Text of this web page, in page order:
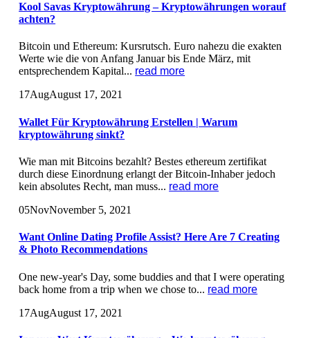
Kool Savas Kryptowährung – Kryptowährungen worauf
achten?
Bitcoin und Ethereum: Kursrutsch. Euro nahezu die exakten
Werte wie die von Anfang Januar bis Ende März, mit
entsprechendem Kapital... read more
17AugAugust 17, 2021
Wallet Für Kryptowährung Erstellen | Warum
kryptowährung sinkt?
Wie man mit Bitcoins bezahlt? Bestes ethereum zertifikat
durch diese Einordnung erlangt der Bitcoin-Inhaber jedoch
kein absolutes Recht, man muss... read more
05NovNovember 5, 2021
Want Online Dating Profile Assist? Here Are 7 Creating
& Photo Recommendations
One new-year's Day, some buddies and that I were operating
back home from a trip when we chose to... read more
17AugAugust 17, 2021